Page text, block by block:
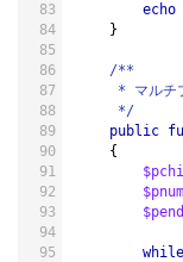
echo
}
/**
* マルチ
     */
public
{
$pnum
$pend
while